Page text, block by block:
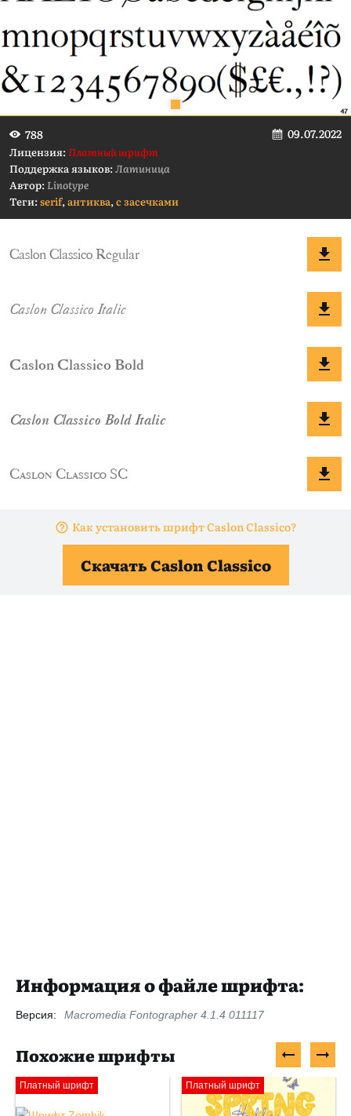
788 09.07.2022
Лицензия:Платный шрифт
Поддержка языков:Латиница
Автор:Linotype
Теги:serif,антиква,с засечками
Как установить шрифт Caslon Classico?
Скачать Caslon Classico
Информация о файле шрифта:
Версия: Macromedia Fontographer 4.1.4 011117
Похожие шрифты
Платный шрифт Платный шрифт